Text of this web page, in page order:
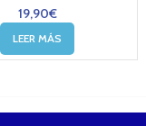
19,90€
LEER MÁS